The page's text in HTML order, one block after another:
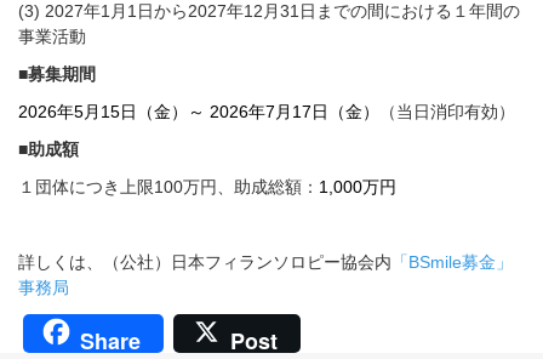
(3) 2027年1月1日から2027年12月31日までの間における１年間の
事業活動
■募集期間
2026年5月15日（金）～ 2026年7月17日（金）
（当日消印有効）
■助成額
１団体につき上限100万円、助成総額： 1,000万円
詳しくは、（公社）日本フィランソロピー協会内 「BSmile募金」
事務局
Share Post